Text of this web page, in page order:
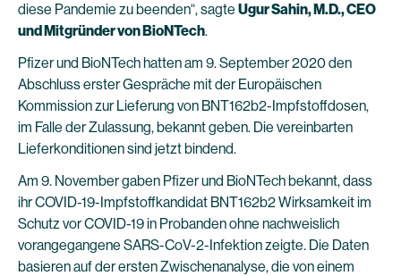
diese Pandemie zu beenden“, sagte Ugur Sahin, M.D., CEO
und Mitgründer von BioNTech.
Pfizer und BioNTech hatten am 9. September 2020 den
Abschluss erster Gespräche mit der Europäischen
Kommission zur Lieferung von BNT162b2-Impfstoffdosen,
im Falle der Zulassung, bekannt geben. Die vereinbarten
Lieferkonditionen sind jetzt bindend.
Am 9. November gaben Pfizer und BioNTech bekannt, dass
ihr COVID-19-Impfstoffkandidat BNT162b2 Wirksamkeit im
Schutz vor COVID-19 in Probanden ohne nachweislich
vorangegangene SARS-CoV-2-Infektion zeigte. Die Daten
basieren auf der ersten Zwischenanalyse, die von einem